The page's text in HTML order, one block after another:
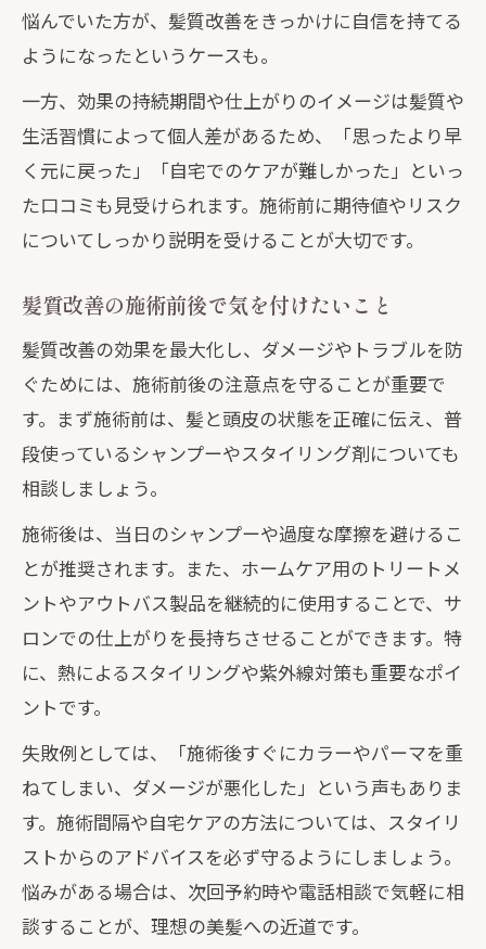
悩んでいた方が、髪質改善をきっかけに自信を持てる
ようになったというケースも。
一方、効果の持続期間や仕上がりのイメージは髪質や
生活習慣によって個人差があるため、「思ったより早
く元に戻った」「自宅でのケアが難しかった」といっ
た口コミも見受けられます。施術前に期待値やリスク
についてしっかり説明を受けることが大切です。
髪質改善の施術前後で気を付けたいこと
髪質改善の効果を最大化し、ダメージやトラブルを防
ぐためには、施術前後の注意点を守ることが重要で
す。まず施術前は、髪と頭皮の状態を正確に伝え、普
段使っているシャンプーやスタイリング剤についても
相談しましょう。
施術後は、当日のシャンプーや過度な摩擦を避けるこ
とが推奨されます。また、ホームケア用のトリートメ
ントやアウトバス製品を継続的に使用することで、サ
ロンでの仕上がりを長持ちさせることができます。特
に、熱によるスタイリングや紫外線対策も重要なポイ
ントです。
失敗例としては、「施術後すぐにカラーやパーマを重
ねてしまい、ダメージが悪化した」という声もありま
す。施術間隔や自宅ケアの方法については、スタイリ
ストからのアドバイスを必ず守るようにしましょう。
悩みがある場合は、次回予約時や電話相談で気軽に相
談することが、理想の美髪への近道です。